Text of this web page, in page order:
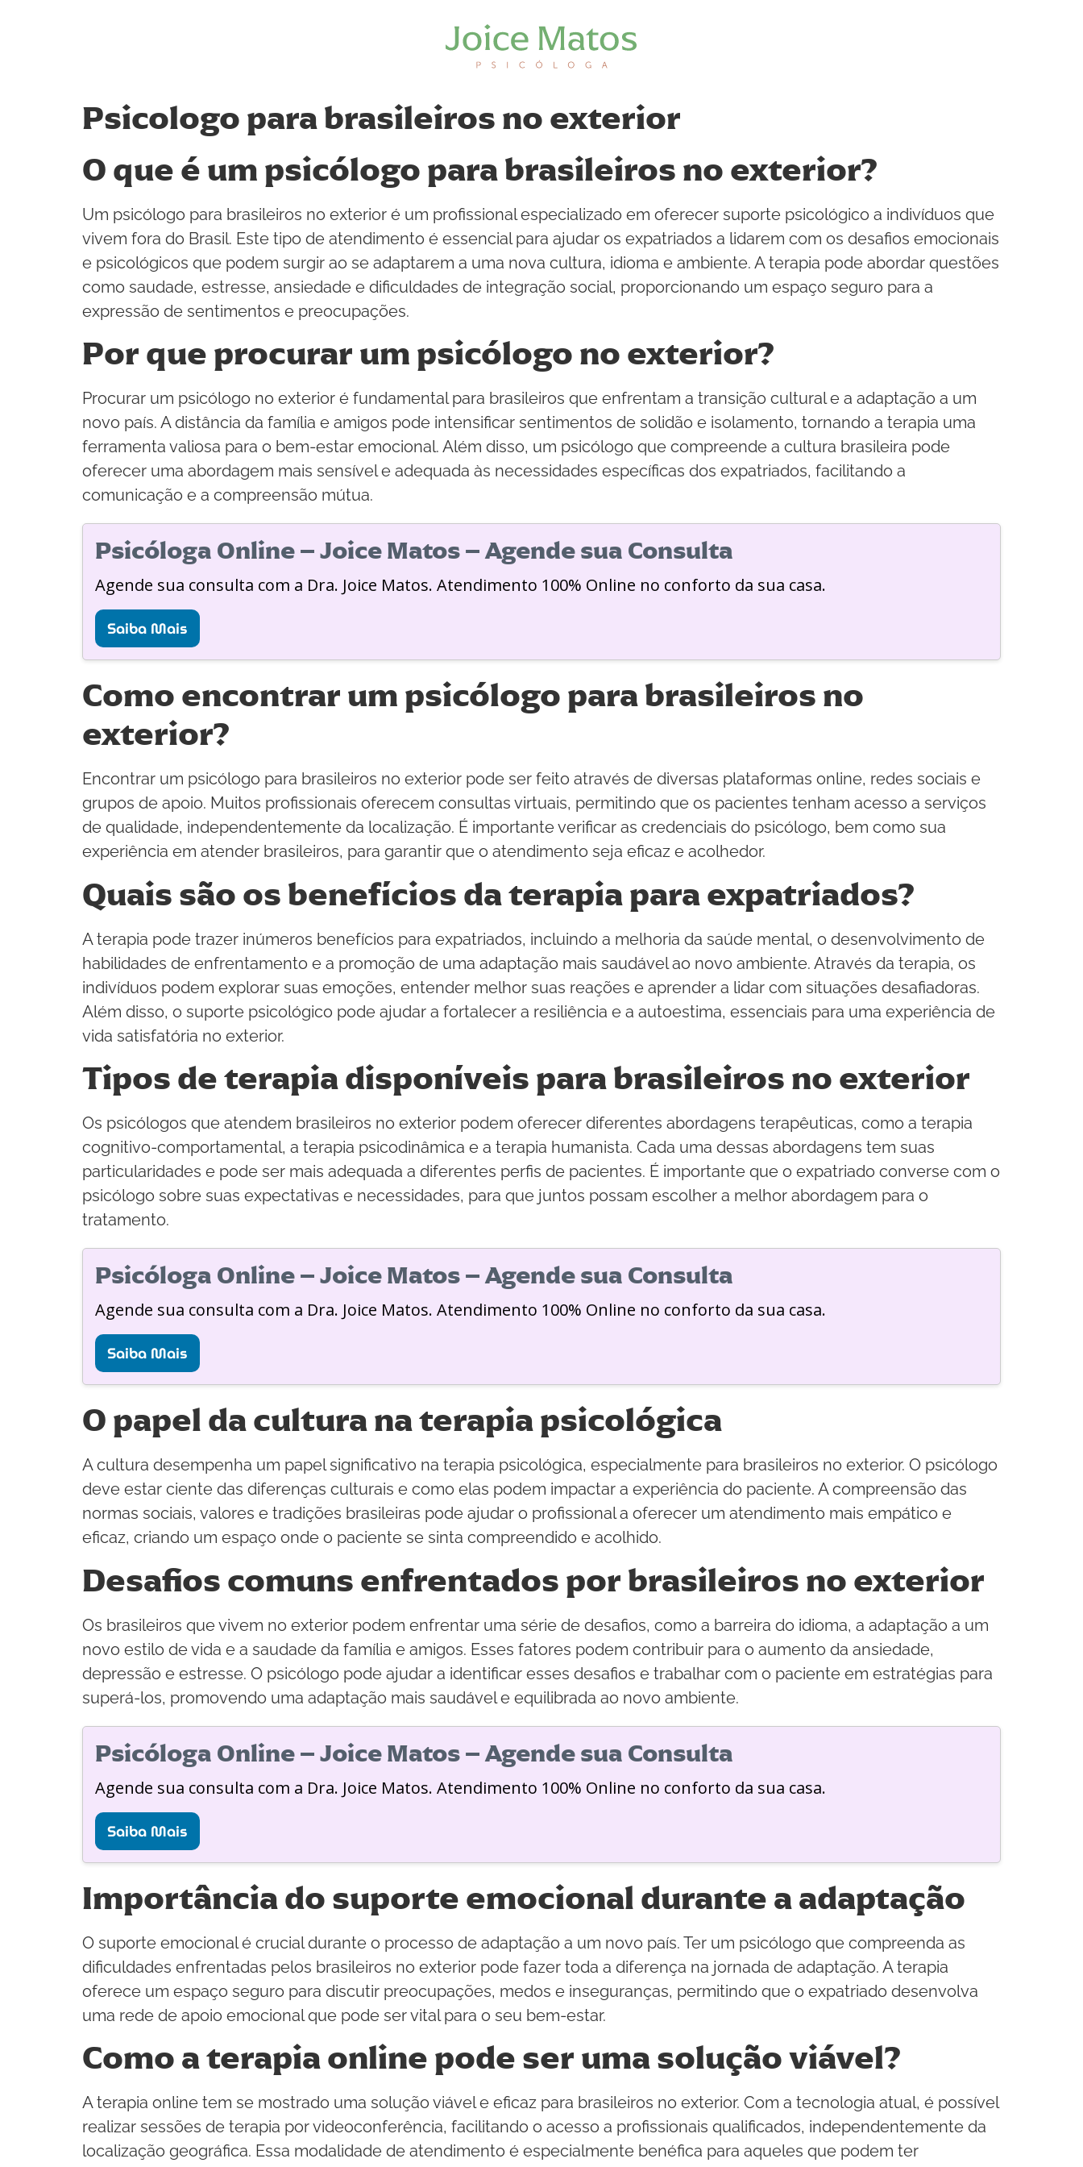
Psicologo para brasileiros no exterior
O que é um psicólogo para brasileiros no exterior?
Um psicólogo para brasileiros no exterior é um profissional especializado em oferecer suporte psicológico a indivíduos que
vivem fora do Brasil. Este tipo de atendimento é essencial para ajudar os expatriados a lidarem com os desafios emocionais
e psicológicos que podem surgir ao se adaptarem a uma nova cultura, idioma e ambiente. A terapia pode abordar questões
como saudade, estresse, ansiedade e dificuldades de integração social, proporcionando um espaço seguro para a
expressão de sentimentos e preocupações.
Por que procurar um psicólogo no exterior?
Procurar um psicólogo no exterior é fundamental para brasileiros que enfrentam a transição cultural e a adaptação a um
novo país. A distância da família e amigos pode intensificar sentimentos de solidão e isolamento, tornando a terapia uma
ferramenta valiosa para o bem-estar emocional. Além disso, um psicólogo que compreende a cultura brasileira pode
oferecer uma abordagem mais sensível e adequada às necessidades específicas dos expatriados, facilitando a
comunicação e a compreensão mútua.
Psicóloga Online – Joice Matos – Agende sua Consulta
Agende sua consulta com a Dra. Joice Matos. Atendimento 100% Online no conforto da sua casa.
Saiba Mais
Como encontrar um psicólogo para brasileiros no
exterior?
Encontrar um psicólogo para brasileiros no exterior pode ser feito através de diversas plataformas online, redes sociais e
grupos de apoio. Muitos profissionais oferecem consultas virtuais, permitindo que os pacientes tenham acesso a serviços
de qualidade, independentemente da localização. É importante verificar as credenciais do psicólogo, bem como sua
experiência em atender brasileiros, para garantir que o atendimento seja eficaz e acolhedor.
Quais são os benefícios da terapia para expatriados?
A terapia pode trazer inúmeros benefícios para expatriados, incluindo a melhoria da saúde mental, o desenvolvimento de
habilidades de enfrentamento e a promoção de uma adaptação mais saudável ao novo ambiente. Através da terapia, os
indivíduos podem explorar suas emoções, entender melhor suas reações e aprender a lidar com situações desafiadoras.
Além disso, o suporte psicológico pode ajudar a fortalecer a resiliência e a autoestima, essenciais para uma experiência de
vida satisfatória no exterior.
Tipos de terapia disponíveis para brasileiros no exterior
Os psicólogos que atendem brasileiros no exterior podem oferecer diferentes abordagens terapêuticas, como a terapia
cognitivo-comportamental, a terapia psicodinâmica e a terapia humanista. Cada uma dessas abordagens tem suas
particularidades e pode ser mais adequada a diferentes perfis de pacientes. É importante que o expatriado converse com o
psicólogo sobre suas expectativas e necessidades, para que juntos possam escolher a melhor abordagem para o
tratamento.
Psicóloga Online – Joice Matos – Agende sua Consulta
Agende sua consulta com a Dra. Joice Matos. Atendimento 100% Online no conforto da sua casa.
Saiba Mais
O papel da cultura na terapia psicológica
A cultura desempenha um papel significativo na terapia psicológica, especialmente para brasileiros no exterior. O psicólogo
deve estar ciente das diferenças culturais e como elas podem impactar a experiência do paciente. A compreensão das
normas sociais, valores e tradições brasileiras pode ajudar o profissional a oferecer um atendimento mais empático e
eficaz, criando um espaço onde o paciente se sinta compreendido e acolhido.
Desafios comuns enfrentados por brasileiros no exterior
Os brasileiros que vivem no exterior podem enfrentar uma série de desafios, como a barreira do idioma, a adaptação a um
novo estilo de vida e a saudade da família e amigos. Esses fatores podem contribuir para o aumento da ansiedade,
depressão e estresse. O psicólogo pode ajudar a identificar esses desafios e trabalhar com o paciente em estratégias para
superá-los, promovendo uma adaptação mais saudável e equilibrada ao novo ambiente.
Psicóloga Online – Joice Matos – Agende sua Consulta
Agende sua consulta com a Dra. Joice Matos. Atendimento 100% Online no conforto da sua casa.
Saiba Mais
Importância do suporte emocional durante a adaptação
O suporte emocional é crucial durante o processo de adaptação a um novo país. Ter um psicólogo que compreenda as
dificuldades enfrentadas pelos brasileiros no exterior pode fazer toda a diferença na jornada de adaptação. A terapia
oferece um espaço seguro para discutir preocupações, medos e inseguranças, permitindo que o expatriado desenvolva
uma rede de apoio emocional que pode ser vital para o seu bem-estar.
Como a terapia online pode ser uma solução viável?
A terapia online tem se mostrado uma solução viável e eficaz para brasileiros no exterior. Com a tecnologia atual, é possível
realizar sessões de terapia por videoconferência, facilitando o acesso a profissionais qualificados, independentemente da
localização geográfica. Essa modalidade de atendimento é especialmente benéfica para aqueles que podem ter